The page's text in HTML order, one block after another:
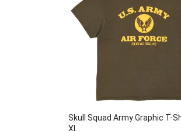
Skull Squad Army Graphic T-
XL